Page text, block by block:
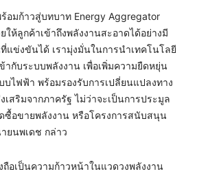
ร้อมก้าวสู่บทบาท Energy Aggregator
ให้ลูกค้าเข้าถึงพลังงานสะอาดได้อย่างมี
ข่งขันได้ เรามุ่งมั่นในการนำเทคโนโลยี
ากับระบบพลังงาน เพื่อเพิ่มความยืดหยุ่น
บไฟฟ้า พร้อมรองรับการเปลี่ยนแปลงทาง
สริมจากภาครัฐ ไม่ว่าจะเป็นการประมูล
ซื้อขายพลังงาน หรือโครงการสนับสนุน
ยนพเดช กล่าว
อเป็นความก้าวหน้าในแวดวงพลังงาน